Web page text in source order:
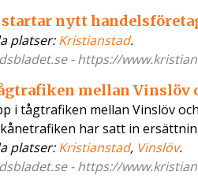
startar nytt
platser:Kristianstad.
- https://
mellan Vinslöv
i tågtrafiken mellan Vinslöv
har satt in
platser:Kristianstad, Vinslöv.
- https://